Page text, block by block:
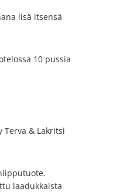
lisä itsensä
10 pussia
Terva & Lakritsi
laadukkaista